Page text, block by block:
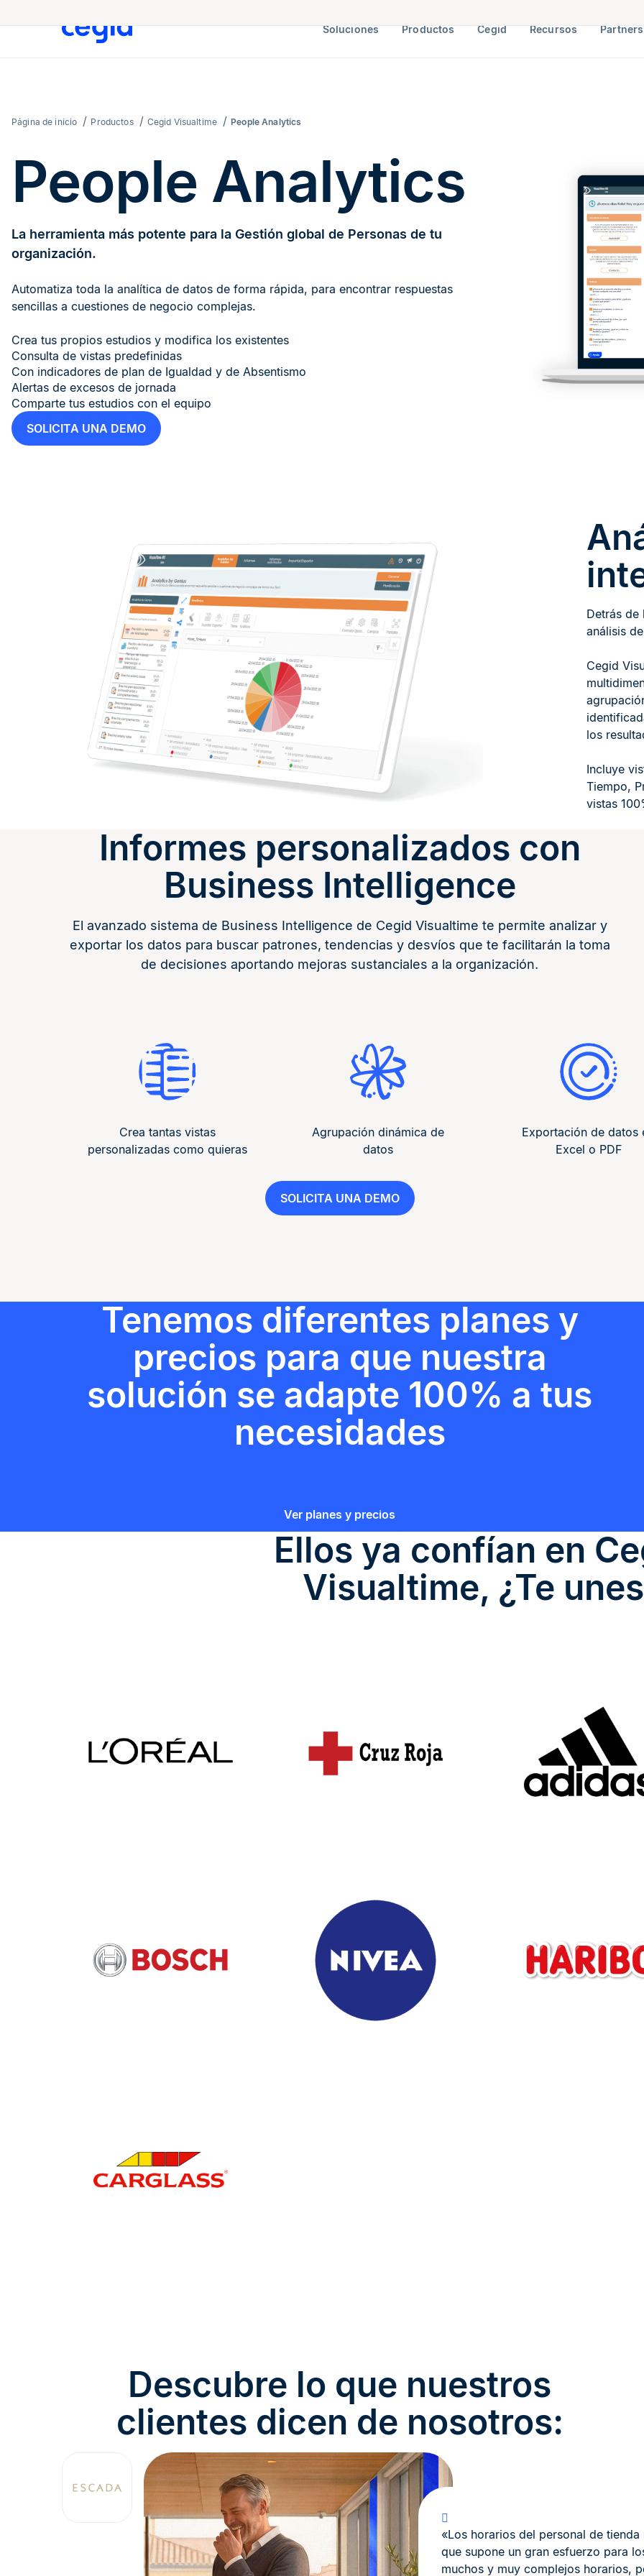
Soluciones Productos Cegid Recursos Partners
Página de inicio Productos Cegid Visualtime People Analytics
People Analytics
La herramienta más potente para la Gestión global de Personas de tu
organización.
Automatiza toda la analítica de datos de forma rápida, para encontrar respuestas
sencillas a cuestiones de negocio complejas.
Crea tus propios estudios y modifica los existentes
Consulta de vistas predefinidas
Con indicadores de plan de Igualdad y de Absentismo
Alertas de excesos de jornada
Comparte tus estudios con el equipo
SOLICITA UNA DEMO
Detrás de
análisis
Cegid
los
Incluye
Tiempo,
vistas
Informes personalizados con
Business Intelligence
El avanzado sistema de Business Intelligence de Cegid Visualtime te permite analizar y
exportar los datos para buscar patrones, tendencias y desvíos que te facilitarán la toma
de decisiones aportando mejoras sustanciales a la organización.
Crea tantas vistas
personalizadas como quieras
Agrupación dinámica de
datos
Exportación de datos
Excel o PDF
SOLICITA UNA DEMO
Tenemos diferentes planes y
precios para que nuestra
solución se adapte 100% a tus
necesidades
Ver planes y precios
Ellos ya confían en
Visualtime, ¿Te
Descubre lo que nuestros
clientes dicen de nosotros:
«Los horarios del personal de
que supone un gran esfuerzo para
muchos y muy complejos horarios,